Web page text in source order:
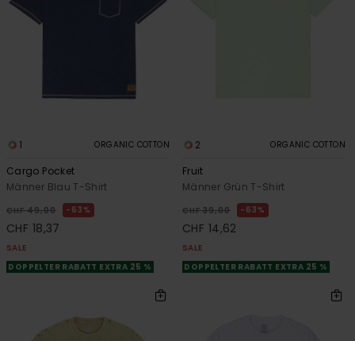
1 ORGANIC COTTON
Cargo Pocket
Männer Blau T-Shirt
CHF 49,00 63%
CHF 18,37
SALE
DOPPELTER RABATT EXTRA 25 %
2 ORGANIC COTTON
Fruit
Männer Grün T-Shirt
CHF 39,00 63%
CHF 14,62
SALE
DOPPELTER RABATT EXTRA 25 %